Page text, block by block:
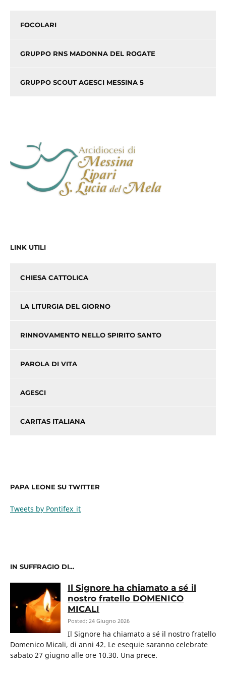
FOCOLARI
GRUPPO RNS MADONNA DEL ROGATE
GRUPPO SCOUT AGESCI MESSINA 5
LINK UTILI
CHIESA CATTOLICA
LA LITURGIA DEL GIORNO
RINNOVAMENTO NELLO SPIRITO SANTO
PAROLA DI VITA
AGESCI
CARITAS ITALIANA
PAPA LEONE SU TWITTER
Tweets by Pontifex_it
IN SUFFRAGIO DI…
Il Signore ha chiamato a sé il
nostro fratello DOMENICO
MICALI
Posted: 24 Giugno 2026
Il Signore ha chiamato a sé il nostro fratello
Domenico Micali, di anni 42. Le esequie saranno celebrate
sabato 27 giugno alle ore 10.30. Una prece.